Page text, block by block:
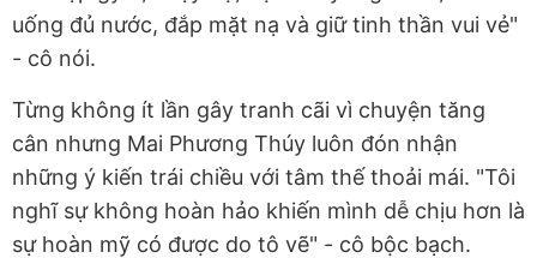
uống đủ nước, đắp mặt nạ và giữ tinh thần vui vẻ"
- cô nói.
Từng không ít lần gây tranh cãi vì chuyện tăng
cân nhưng Mai Phương Thúy luôn đón nhận
những ý kiến trái chiều với tâm thế thoải mái. "Tôi
nghĩ sự không hoàn hảo khiến mình dễ chịu hơn là
sự hoàn mỹ có được do tô vẽ" - cô bộc bạch.